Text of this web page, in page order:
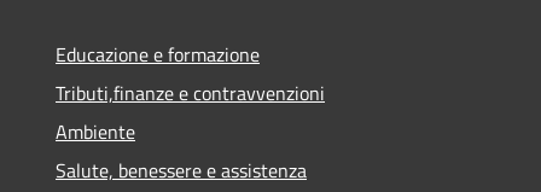
Educazione e formazione
Tributi,finanze e contravvenzioni
Ambiente
Salute, benessere e assistenza